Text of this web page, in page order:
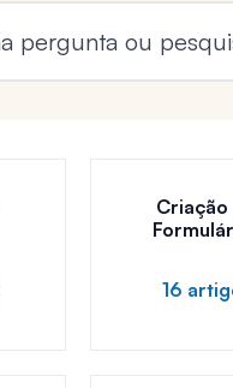
Criação
16